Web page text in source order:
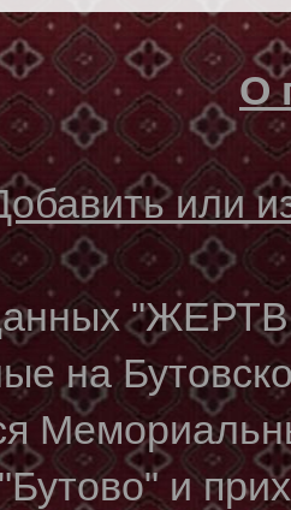
О
или
на
и